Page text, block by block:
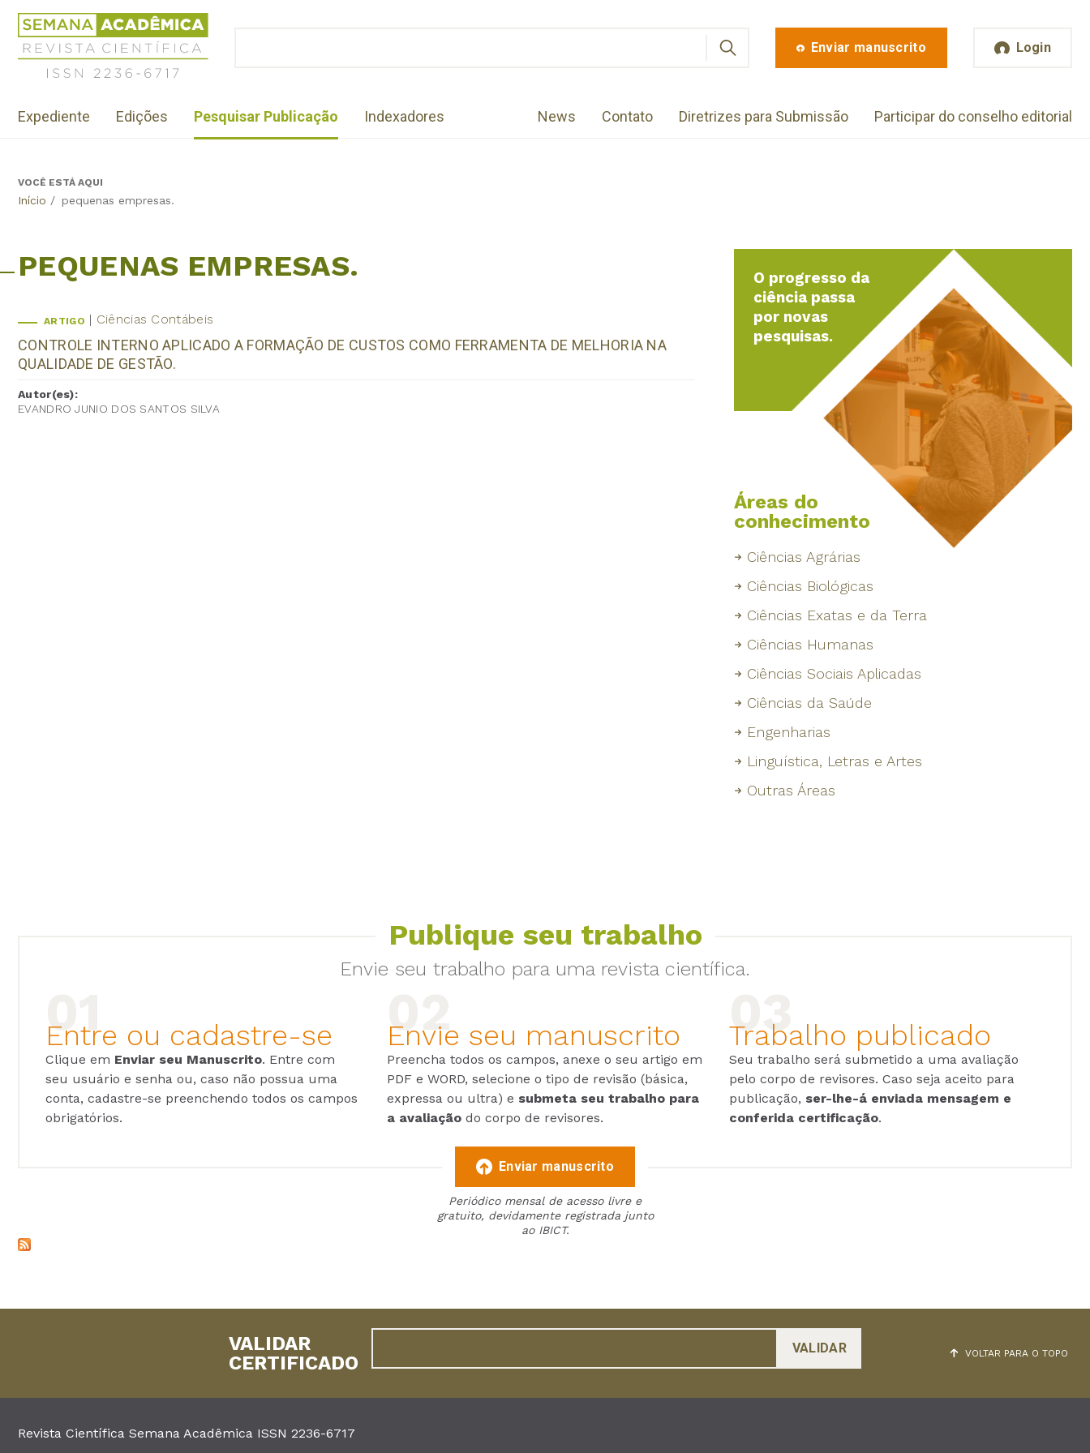
Jump
navigation
Revista
Científica
Semana
Acadêmica
2236-
Enviar manuscrito Login
Menu
institutional
Expediente Edições Pesquisar Publicação Indexadores News Contato Diretrizes para Submissão Participar do conselho editorial
BackVOCÊ ESTÁ AQUI
Início / pequenas empresas.
PEQUENAS EMPRESAS.
ARTIGO Ciências Contábeis
CONTROLE INTERNO APLICADO A FORMAÇÃO DE CUSTOS COMO FERRAMENTA DE MELHORIA NA
QUALIDADE DE GESTÃO.
Autor(es):
EVANDRO JUNIO DOS SANTOS SILVA
O progresso da
ciência passa
por novas
pesquisas.
Áreas do
conhecimento
Ciências Agrárias
Ciências Biológicas
Ciências Exatas e da Terra
Ciências Humanas
Ciências Sociais Aplicadas
Ciências da Saúde
Engenharias
Linguística, Letras e Artes
Outras Áreas
Publique seu trabalho
Envie seu trabalho para uma revista científica.
Entre ou cadastre-se
Clique em Enviar seu Manuscrito. Entre com
seu usuário e senha ou, caso não possua uma
conta, cadastre-se preenchendo todos os campos
obrigatórios.
Envie seu manuscrito
Preencha todos os campos, anexe o seu artigo em
PDF e WORD, selecione o tipo de revisão (básica,
expressa ou ultra) e submeta seu trabalho para
a avaliação do corpo de revisores.
Trabalho publicado
Seu trabalho será submetido a uma avaliação
pelo corpo de revisores. Caso seja aceito para
publicação, ser-lhe-á enviada mensagem e
conferida certificação.
Enviar manuscrito
Periódico mensal de acesso livre e
gratuito, devidamente registrada junto
ao IBICT.
VOLTAR PARA O TOPO
VALIDAR
CERTIFICADO
Revista Científica Semana Acadêmica ISSN 2236-6717